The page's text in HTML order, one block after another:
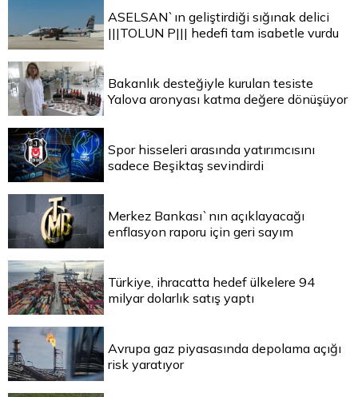
ASELSAN`ın geliştirdiği sığınak delici
|||TOLUN P||| hedefi tam isabetle vurdu
Bakanlık desteğiyle kurulan tesiste
Yalova aronyası katma değere dönüşüyor
Spor hisseleri arasında yatırımcısını
sadece Beşiktaş sevindirdi
Merkez Bankası`nın açıklayacağı
enflasyon raporu için geri sayım
Türkiye, ihracatta hedef ülkelere 94
milyar dolarlık satış yaptı
Avrupa gaz piyasasında depolama açığı
risk yaratıyor